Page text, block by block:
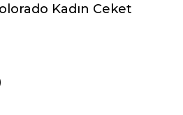
Kadın Ceket